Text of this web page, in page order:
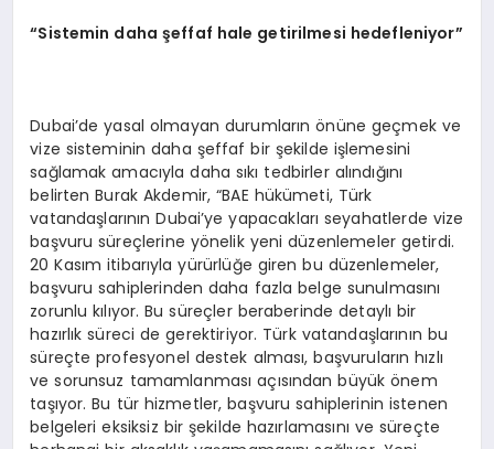
“Sistemin daha şeffaf hale getirilmesi hedefleniyor”
Dubai’de yasal olmayan durumların önüne geçmek ve
vize sisteminin daha şeffaf bir şekilde işlemesini
sağlamak amacıyla daha sıkı tedbirler alındığını
belirten Burak Akdemir, “BAE hükümeti, Türk
vatandaşlarının Dubai’ye yapacakları seyahatlerde vize
başvuru süreçlerine yönelik yeni düzenlemeler getirdi.
20 Kasım itibarıyla yürürlüğe giren bu düzenlemeler,
başvuru sahiplerinden daha fazla belge sunulmasını
zorunlu kılıyor. Bu süreçler beraberinde detaylı bir
hazırlık süreci de gerektiriyor. Türk vatandaşlarının bu
süreçte profesyonel destek alması, başvuruların hızlı
ve sorunsuz tamamlanması açısından büyük önem
taşıyor. Bu tür hizmetler, başvuru sahiplerinin istenen
belgeleri eksiksiz bir şekilde hazırlamasını ve süreçte